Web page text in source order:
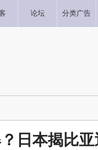
论坛 分类广告
日本揭比